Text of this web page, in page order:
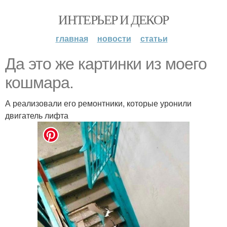
ИНТЕРЬЕР И ДЕКОР
главная новости статьи
Да это же картинки из моего
кошмара.
А реализовали его ремонтники, которые уронили
двигатель лифта